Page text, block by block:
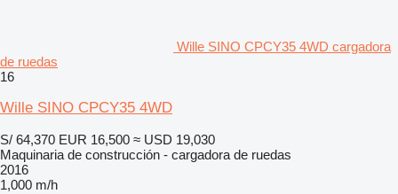
Wille SINO CPCY35 4WD cargadora
de ruedas
16
Wille SINO CPCY35 4WD
S/ 64,370 EUR 16,500 ≈ USD 19,030
Maquinaria de construcción - cargadora de ruedas
2016
1,000 m/h